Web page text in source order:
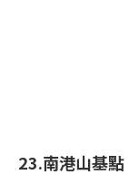
23.南港山基點